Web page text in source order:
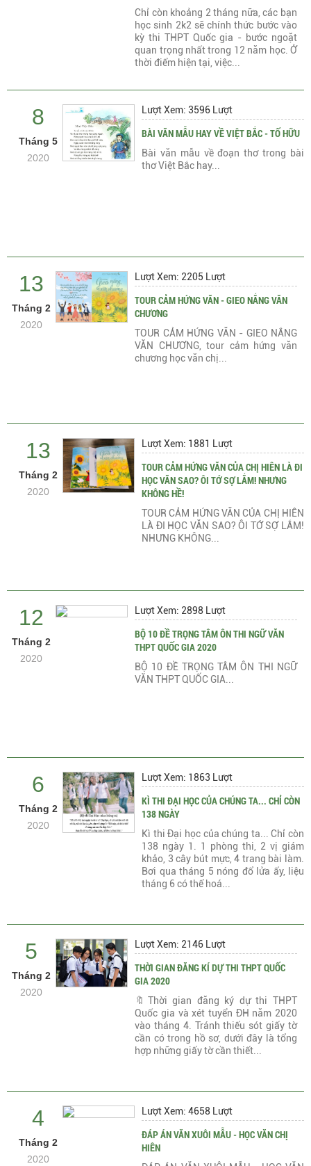
Chỉ còn khoảng 2 tháng nữa, các bạn
học sinh 2k2 sẽ chính thức bước vào
kỳ thi THPT Quốc gia - bước ngoặt
quan trọng nhất trong 12 năm học. Ở
thời điểm hiện tại, việc...
8
Tháng 5
2020
Lượt Xem: 3596 Lượt
BÀI VĂN MẪU HAY VỀ VIỆT BẮC - TỐ HỮU
Bài văn mẫu về đoạn thơ trong bài
thơ Việt Bắc hay...
13
Tháng 2
2020
Lượt Xem: 2205 Lượt
TOUR CẢM HỨNG VĂN - GIEO NẮNG VĂN
CHƯƠNG
TOUR CẢM HỨNG VĂN - GIEO NẮNG
VĂN CHƯƠNG, tour cảm hứng văn
chương học văn chị...
13
Tháng 2
2020
Lượt Xem: 1881 Lượt
TOUR CẢM HỨNG VĂN CỦA CHỊ HIÊN LÀ ĐI
HỌC VĂN SAO? ÔI TỚ SỢ LẮM! NHƯNG
KHÔNG HỀ!
TOUR CẢM HỨNG VĂN CỦA CHỊ HIÊN
LÀ ĐI HỌC VĂN SAO? ÔI TỚ SỢ LẮM!
NHƯNG KHÔNG...
12
Tháng 2
2020
Lượt Xem: 2898 Lượt
BỘ 10 ĐỀ TRỌNG TÂM ÔN THI NGỮ VĂN
THPT QUỐC GIA 2020
BỘ 10 ĐỀ TRỌNG TÂM ÔN THI NGỮ
VĂN THPT QUỐC GIA...
6
Tháng 2
2020
Lượt Xem: 1863 Lượt
KÌ THI ĐẠI HỌC CỦA CHÚNG TA... CHỈ CÒN
138 NGÀY
Kì thi Đại học của chúng ta... Chỉ còn
138 ngày 1. 1 phòng thi, 2 vị giám
khảo, 3 cây bút mực, 4 trang bài làm.
Bơi qua tháng 5 nóng đổ lửa ấy, liệu
tháng 6 có thể hoá...
5
Tháng 2
2020
Lượt Xem: 2146 Lượt
THỜI GIAN ĐĂNG KÍ DỰ THI THPT QUỐC
GIA 2020
🔖Thời gian đăng ký dự thi THPT
Quốc gia và xét tuyển ĐH năm 2020
vào tháng 4. Tránh thiếu sót giấy tờ
cần có trong hồ sơ, dưới đây là tổng
hợp những giấy tờ cần thiết...
4
Tháng 2
2020
Lượt Xem: 4658 Lượt
ĐÁP ÁN VĂN XUÔI MẪU - HỌC VĂN CHỊ
HIÊN